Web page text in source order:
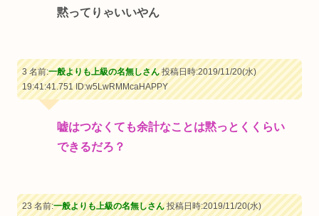
黙ってりゃいいやん
3 名前:一般よりも上級の名無しさん投稿日時:2019/11/20(水)
19:41:41.751ID:w5LwRMMcaHAPPY
嘘はつなくても余計なことは黙っとくくらい
できるだろ？
23 名前:一般よりも上級の名無しさん投稿日時:2019/11/20(水)